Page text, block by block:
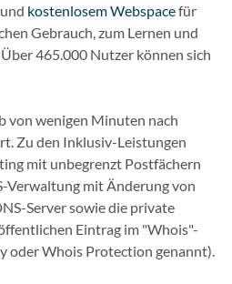
kostenlosem Webspacefür
Gebrauch, zum Lernen und
465.000 Nutzer können sich
von wenigen Minuten nach
Zu den Inklusiv-Leistungen
mit unbegrenzt Postfächern
Verwaltung mit Änderung von
Server sowie die private
Eintrag im "Whois"-
oder Whois Protection genannt).